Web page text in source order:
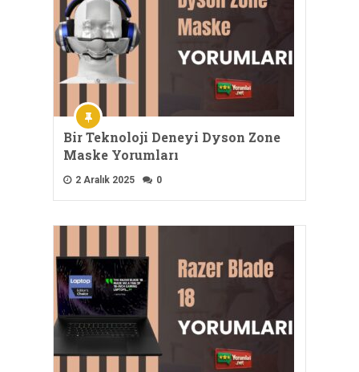
Bir Teknoloji Deneyi Dyson Zone
Maske Yorumları
2 Aralık 2025 0